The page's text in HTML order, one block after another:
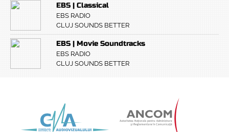
EBS | Classical
EBS RADIO
CLUJ SOUNDS BETTER
EBS | Movie Soundtracks
EBS RADIO
CLUJ SOUNDS BETTER